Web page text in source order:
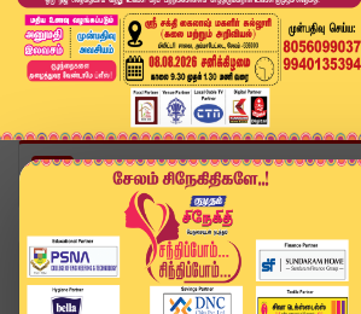
Home
வீடியோ ஸ்டோரி
🔴LIVE : இரவு 9 மணி தலைப்பு